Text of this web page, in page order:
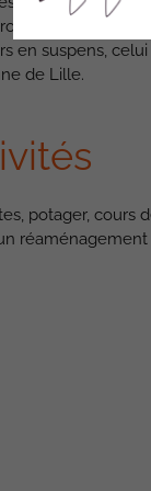
sur site afin
en suspens,
de Lille.
potager, cours